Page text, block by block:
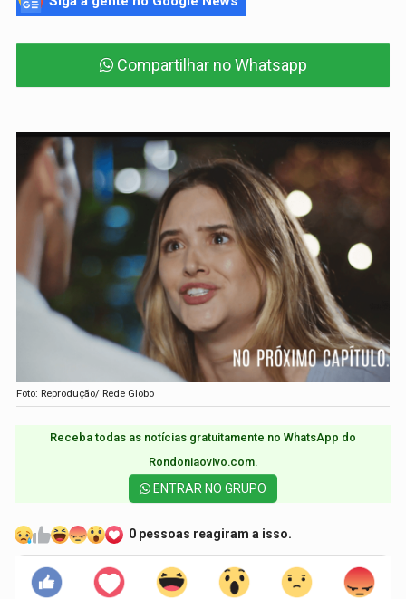
Compartilhar no Whatsapp
Foto: Reprodução/ Rede Globo
Receba todas as notícias gratuitamente no WhatsApp do
Rondoniaovivo.com.​
ENTRAR NO GRUPO
0 pessoas reagiram a isso.